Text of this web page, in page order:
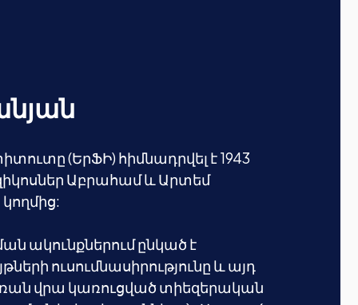
(ԵրՖԻ) հիմնադրվել է 1943
Աբրահամ և Արտեմ
ակունքներում ընկած է
ուսումնասիրությունը և այդ
վրա կառուցված տիեզերական